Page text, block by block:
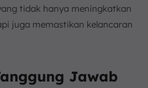
tidak hanya meningkatkan
juga memastikan kelancaran
Jawab